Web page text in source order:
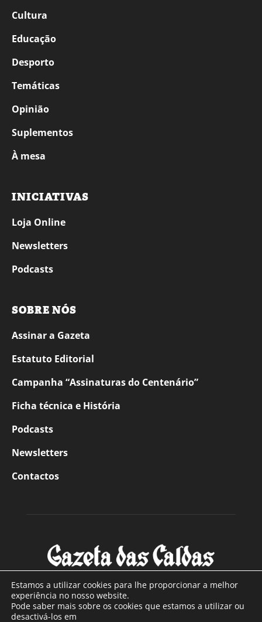
Cultura
Educação
Desporto
Temáticas
Opinião
Suplementos
À mesa
INICIATIVAS
Loja Online
Newsletters
Podcasts
SOBRE NÓS
Assinar a Gazeta
Estatuto Editorial
Campanha “Assinaturas do Centenário”
Ficha técnica e História
Podcasts
Newsletters
Contactos
SOBRE NÓS
Estamos a utilizar cookies para lhe proporcionar a melhor
experiência no nosso website.
Pode saber mais sobre os cookies que estamos a utilizar ou
desactivá-los em